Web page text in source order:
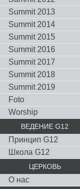
Summit 2013
Summit 2014
Summit 2015
Summit 2016
Summit 2017
Summit 2018
Summit 2019
Foto
Worship
ВЕДЕНИЕ G12
Принцип G12
Школа G12
ЦЕРКОВЬ
О нас